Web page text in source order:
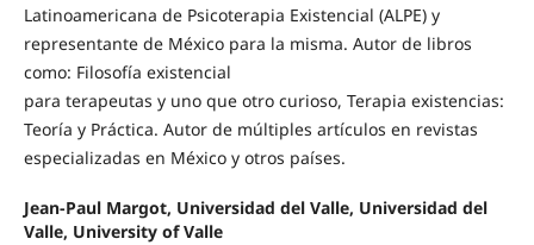
Latinoamericana de Psicoterapia Existencial (ALPE) y
representante de México para la misma. Autor de libros
como: Filosofía existencial
para terapeutas y uno que otro curioso, Terapia existencias:
Teoría y Práctica. Autor de múltiples artículos en revistas
especializadas en México y otros países.
Jean-Paul Margot, Universidad del Valle, Universidad del
Valle, University of Valle